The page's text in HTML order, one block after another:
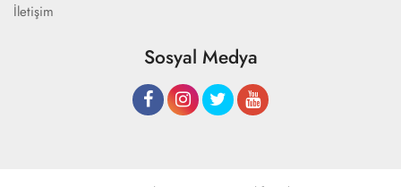
İletişim
Sosyal Medya